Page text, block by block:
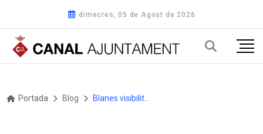
dimecres, 05 de Agost de 2026
Portada Blog